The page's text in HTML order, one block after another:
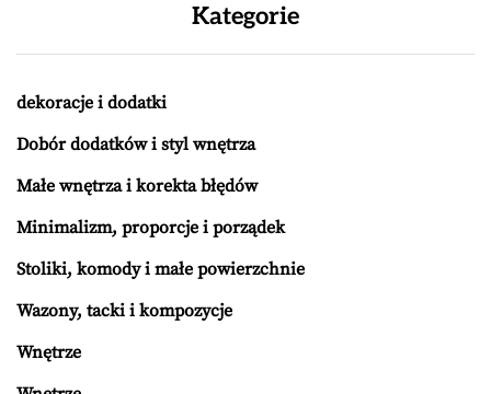
Kategorie
dekoracje i dodatki
Dobór dodatków i styl wnętrza
Małe wnętrza i korekta błędów
Minimalizm, proporcje i porządek
Stoliki, komody i małe powierzchnie
Wazony, tacki i kompozycje
Wnętrze